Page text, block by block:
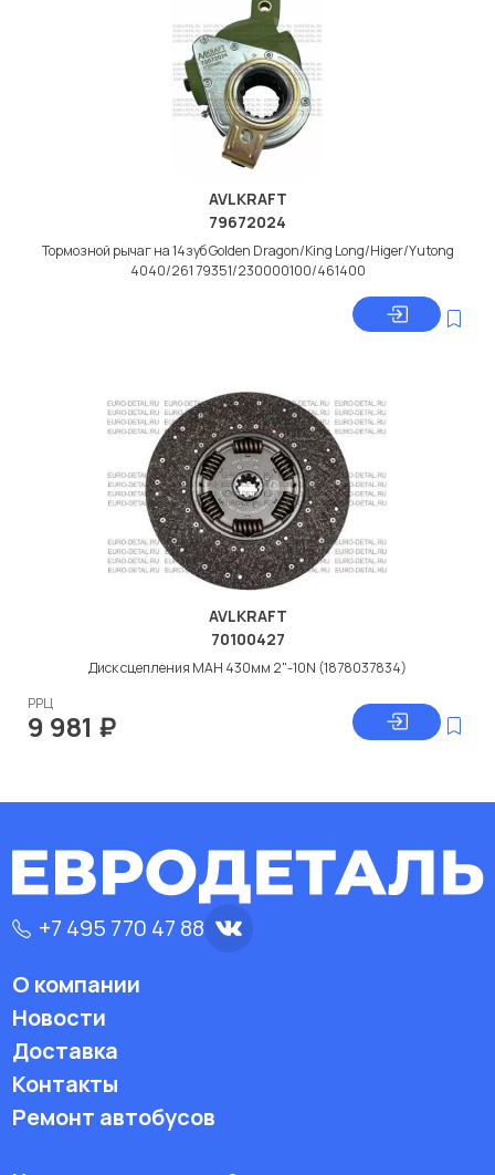
AVLKRAFT
79672024
Тормозной рычаг на 14зуб Golden Dragon/King Long/Higer/Yutong
4040/261 79351/230000100/461400
AVLKRAFT
70100427
Диск сцепления МАН 430мм 2"-10N (1878037834)
РРЦ
9 981 ₽
+7 495 770 47 88
О компании
Новости
Доставка
Контакты
Ремонт автобусов